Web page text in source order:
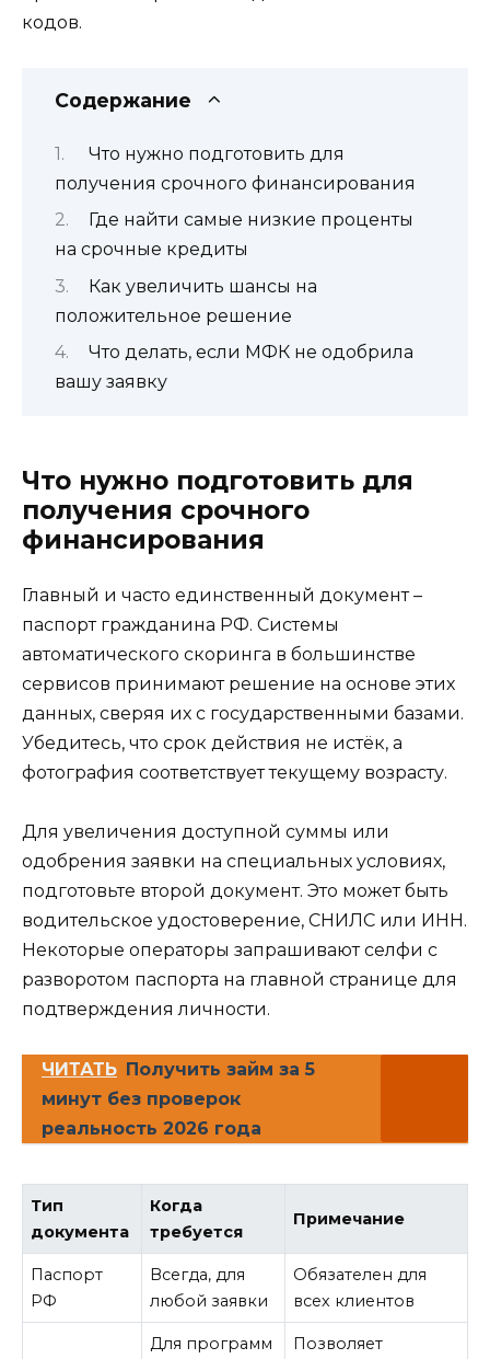
кодов.
Содержание
Что нужно подготовить для
получения срочного финансирования
Где найти самые низкие проценты
на срочные кредиты
Как увеличить шансы на
положительное решение
Что делать, если МФК не одобрила
вашу заявку
Что нужно подготовить для
получения срочного
финансирования
Главный и часто единственный документ –
паспорт гражданина РФ. Системы
автоматического скоринга в большинстве
сервисов принимают решение на основе этих
данных, сверяя их с государственными базами.
Убедитесь, что срок действия не истёк, а
фотография соответствует текущему возрасту.
Для увеличения доступной суммы или
одобрения заявки на специальных условиях,
подготовьте второй документ. Это может быть
водительское удостоверение, СНИЛС или ИНН.
Некоторые операторы запрашивают селфи с
разворотом паспорта на главной странице для
подтверждения личности.
ЧИТАТЬ Получить займ за 5
минут без проверок
реальность 2026 года
Тип
документа
Когда
требуется
Примечание
Паспорт
РФ
Всегда, для
любой заявки
Обязателен для
всех клиентов
Для программ Позволяет